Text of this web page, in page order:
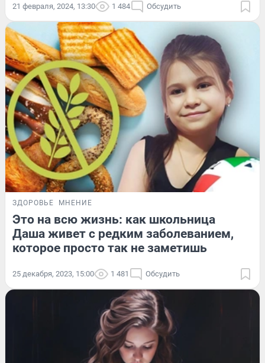
21 февраля, 2024, 13:30 1 484 Обсудить
ЗДОРОВЬЕ МНЕНИЕ
Это на всю жизнь: как школьница
Даша живет с редким заболеванием,
которое просто так не заметишь
25 декабря, 2023, 15:00 1 481 Обсудить